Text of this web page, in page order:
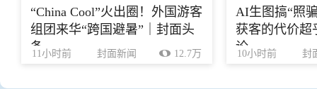
“China Cool”火出圈！外国游客
组团来华“跨国避暑”｜封面头
条
11小时前 封面新闻 12.7万
AI生图搞“照
获客的代价超
论
10小时前 封